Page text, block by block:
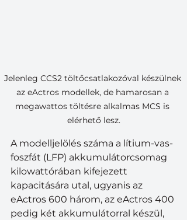
Jelenleg CCS2 töltőcsatlakozóval készülnek
az eActros modellek, de hamarosan a
megawattos töltésre alkalmas MCS is
elérhető lesz.
A modelljelölés száma a lítium-vas-
foszfát (LFP) akkumulátorcsomag
kilowattórában kifejezett
kapacitására utal, ugyanis az
eActros 600 három, az eActros 400
pedig két akkumulátorral készül,